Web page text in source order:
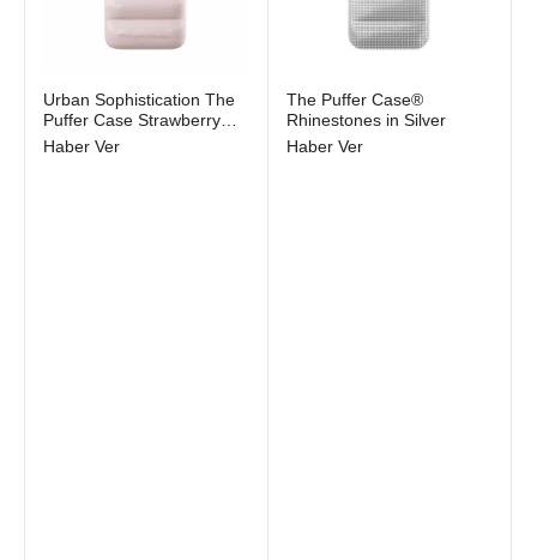
Stokta yok
Urban Sophistication The
Puffer Case Strawberry
Frozen Yogurt
Haber Ver
Stokta yok
The Puffer Case®
Rhinestones in Silver
Haber Ver